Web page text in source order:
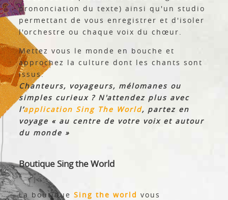
prononciation du texte) ainsi qu'un studio
permettant de vous enregistrer et d'isoler
l'orchestre ou chaque voix du chœur.
Mettez vous le monde en bouche et
approchez la culture dont les chants sont
issus.
Chanteurs, voyageurs, mélomanes ou
simples curieux ? N'attendez plus avec
l’application Sing The World, partez en
voyage « au centre de votre voix et autour
du monde »
Boutique Sing the World
La boutique Sing the world vous